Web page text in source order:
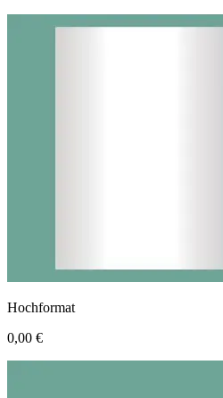
Hochformat
0,00 €